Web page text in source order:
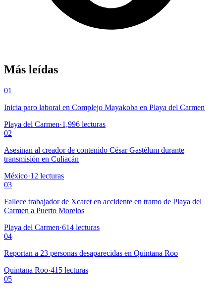
Más leídas
01
Inicia paro laboral en Complejo Mayakoba en Playa del Carmen
Playa del Carmen·1,996 lecturas
02
Asesinan al creador de contenido César Gastélum durante
transmisión en Culiacán
México·12 lecturas
03
Fallece trabajador de Xcaret en accidente en tramo de Playa del
Carmen a Puerto Morelos
Playa del Carmen·614 lecturas
04
Reportan a 23 personas desaparecidas en Quintana Roo
Quintana Roo·415 lecturas
05